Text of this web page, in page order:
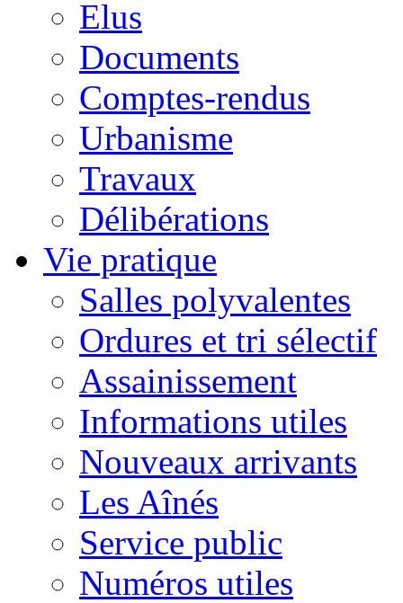
Elus
Documents
Comptes-rendus
Urbanisme
Travaux
Délibérations
Vie pratique
Salles polyvalentes
Ordures et tri sélectif
Assainissement
Informations utiles
Nouveaux arrivants
Les Aînés
Service public
Numéros utiles